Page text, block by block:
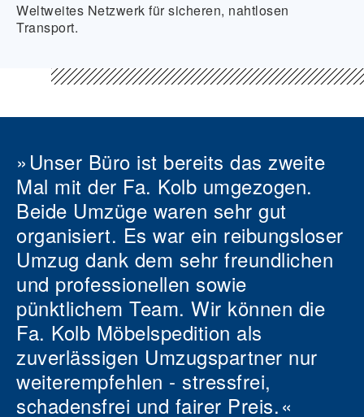
Weltweites Netzwerk für sicheren, nahtlosen
Transport.
Unser Büro ist bereits das zweite
Mal mit der Fa. Kolb umgezogen.
Beide Umzüge waren sehr gut
organisiert. Es war ein reibungsloser
Umzug dank dem sehr freundlichen
und professionellen sowie
pünktlichem Team. Wir können die
Fa. Kolb Möbelspedition als
zuverlässigen Umzugspartner nur
weiterempfehlen - stressfrei,
schadensfrei und fairer Preis.